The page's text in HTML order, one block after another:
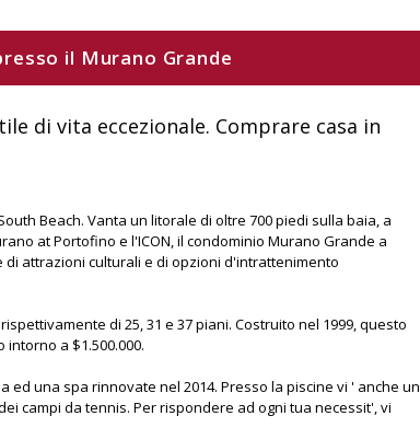
il Murano Grande
di vita eccezionale. Comprare casa in
Beach. Vanta un litorale di oltre 700 piedi sulla baia, a
at Portofino e l'ICON, il condominio Murano Grande a
di attrazioni culturali e di opzioni d'intrattenimento
di 25, 31 e 37 piani. Costruito nel 1999, questo
a $1.500.000.
una spa rinnovate nel 2014. Presso la piscine vi ' anche un
campi da tennis. Per rispondere ad ogni tua necessit', vi